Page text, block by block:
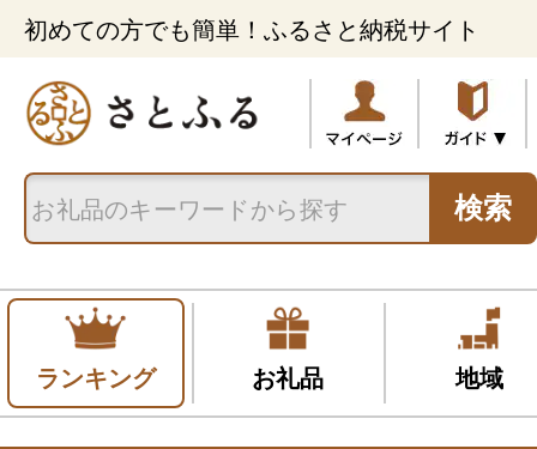
初めての方でも簡単！ふるさと納税サイト
検索
ランキング お礼品 地域